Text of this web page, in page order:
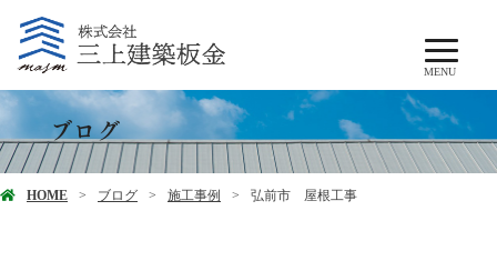
MENU
ブログ
HOME ブログ 施工事例 弘前市 屋根工事